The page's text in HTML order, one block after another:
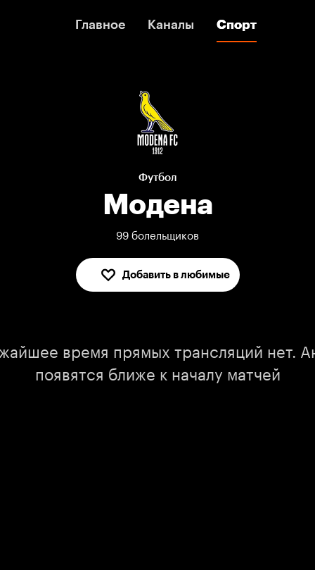
Главное Каналы Спорт
Главное Каналы Спорт
Футбол
Модена
99 болельщиков
Добавить в любимые
В любимых
время прямых трансляций нет.
появятся ближе к началу матчей